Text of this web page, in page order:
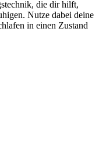
die dir hilft,
Nutze dabei deine
in einen Zustand